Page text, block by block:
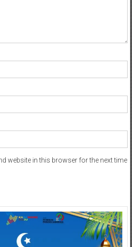
website in this browser for the next time